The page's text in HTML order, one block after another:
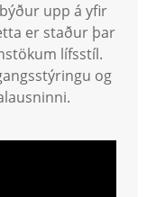
upp á yfir
er staður þar
lífsstíl.
og